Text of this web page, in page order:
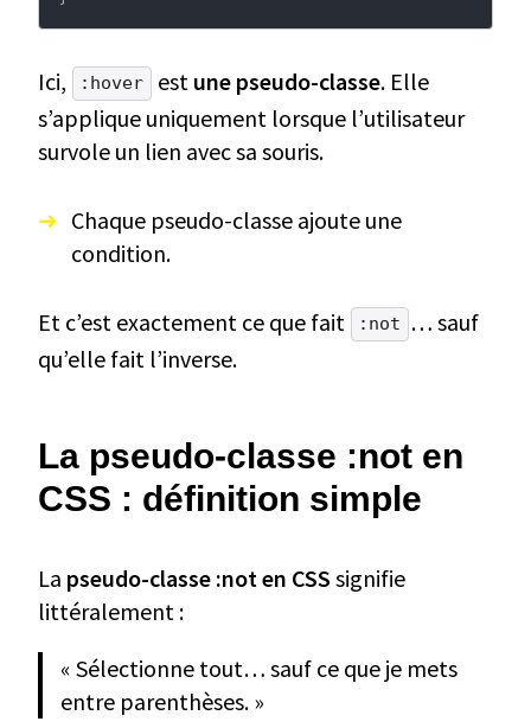
Ici, :hover est une pseudo-classe. Elle
s’applique uniquement lorsque l’utilisateur
survole un lien avec sa souris.
Chaque pseudo-classe ajoute une
condition.
Et c’est exactement ce que fait :not
… sauf
qu’elle fait l’inverse.
La pseudo-classe :not en
CSS : définition simple
La pseudo-classe :not en CSS signifie
littéralement :
« Sélectionne tout… sauf ce que je mets
entre parenthèses. »